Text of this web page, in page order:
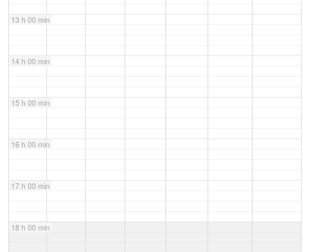
13 h 00 min
14 h 00 min
15 h 00 min
16 h 00 min
17 h 00 min
18 h 00 min